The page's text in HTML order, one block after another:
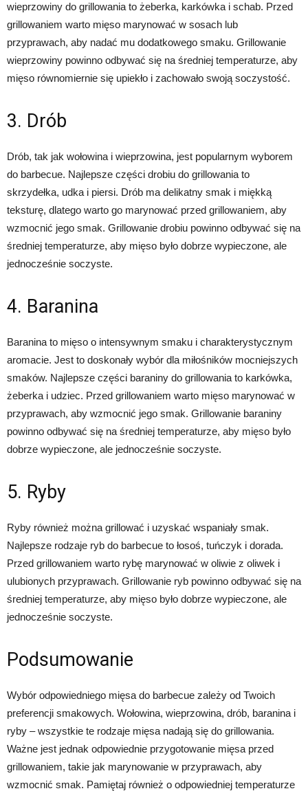
wieprzowiny do grillowania to żeberka, karkówka i schab. Przed
grillowaniem warto mięso marynować w sosach lub
przyprawach, aby nadać mu dodatkowego smaku. Grillowanie
wieprzowiny powinno odbywać się na średniej temperaturze, aby
mięso równomiernie się upiekło i zachowało swoją soczystość.
3. Drób
Drób, tak jak wołowina i wieprzowina, jest popularnym wyborem
do barbecue. Najlepsze części drobiu do grillowania to
skrzydełka, udka i piersi. Drób ma delikatny smak i miękką
teksturę, dlatego warto go marynować przed grillowaniem, aby
wzmocnić jego smak. Grillowanie drobiu powinno odbywać się na
średniej temperaturze, aby mięso było dobrze wypieczone, ale
jednocześnie soczyste.
4. Baranina
Baranina to mięso o intensywnym smaku i charakterystycznym
aromacie. Jest to doskonały wybór dla miłośników mocniejszych
smaków. Najlepsze części baraniny do grillowania to karkówka,
żeberka i udziec. Przed grillowaniem warto mięso marynować w
przyprawach, aby wzmocnić jego smak. Grillowanie baraniny
powinno odbywać się na średniej temperaturze, aby mięso było
dobrze wypieczone, ale jednocześnie soczyste.
5. Ryby
Ryby również można grillować i uzyskać wspaniały smak.
Najlepsze rodzaje ryb do barbecue to łosoś, tuńczyk i dorada.
Przed grillowaniem warto rybę marynować w oliwie z oliwek i
ulubionych przyprawach. Grillowanie ryb powinno odbywać się na
średniej temperaturze, aby mięso było dobrze wypieczone, ale
jednocześnie soczyste.
Podsumowanie
Wybór odpowiedniego mięsa do barbecue zależy od Twoich
preferencji smakowych. Wołowina, wieprzowina, drób, baranina i
ryby – wszystkie te rodzaje mięsa nadają się do grillowania.
Ważne jest jednak odpowiednie przygotowanie mięsa przed
grillowaniem, takie jak marynowanie w przyprawach, aby
wzmocnić smak. Pamiętaj również o odpowiedniej temperaturze